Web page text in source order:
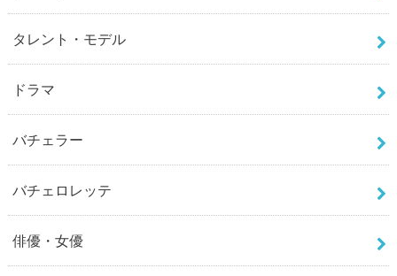
タレント・モデル
ドラマ
バチェラー
バチェロレッテ
俳優・女優